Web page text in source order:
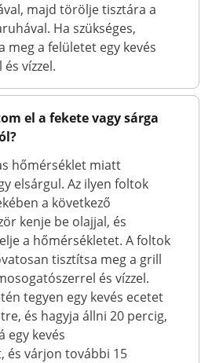
majd törölje tisztára a
Ha szükséges,
meg a felületet egy kevés
vízzel.
el a fekete vagy sárga
hőmérséklet miatt
elsárgul. Az ilyen foltok
a következő
kenje be olajjal, és
a hőmérsékletet. A foltok
tisztítsa meg a grill
és vízzel.
tegyen egy kevés ecetet
és hagyja állni 20 percig,
egy kevés
és várjon további 15